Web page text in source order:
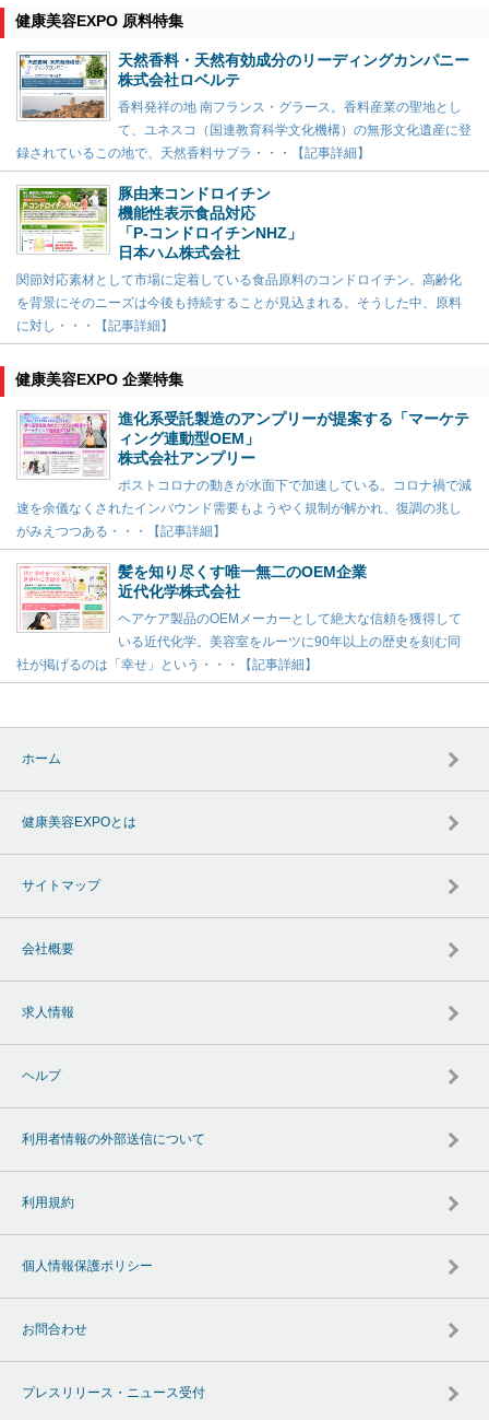
健康美容EXPO 原料特集
天然香料・天然有効成分のリーディングカンパニー
株式会社ロベルテ
香料発祥の地 南フランス・グラース。香料産業の聖地とし
て、ユネスコ（国連教育科学文化機構）の無形文化遺産に登
録されているこの地で、天然香料サプラ・・・【記事詳細】
豚由来コンドロイチン
機能性表示食品対応
「P-コンドロイチンNHZ」
日本ハム株式会社
関節対応素材として市場に定着している食品原料のコンドロイチン。高齢化
を背景にそのニーズは今後も持続することが見込まれる。そうした中、原料
に対し・・・【記事詳細】
健康美容EXPO 企業特集
進化系受託製造のアンプリーが提案する「マーケテ
ィング連動型OEM」
株式会社アンプリー
ポストコロナの動きが水面下で加速している。コロナ禍で減
速を余儀なくされたインバウンド需要もようやく規制が解かれ、復調の兆し
がみえつつある・・・【記事詳細】
髪を知り尽くす唯一無二のOEM企業
近代化学株式会社
ヘアケア製品のOEMメーカーとして絶大な信頼を獲得して
いる近代化学。美容室をルーツに90年以上の歴史を刻む同
社が掲げるのは「幸せ」という・・・【記事詳細】
ホーム
健康美容EXPOとは
サイトマップ
会社概要
求人情報
ヘルプ
利用者情報の外部送信について
利用規約
個人情報保護ポリシー
お問合わせ
プレスリリース・ニュース受付